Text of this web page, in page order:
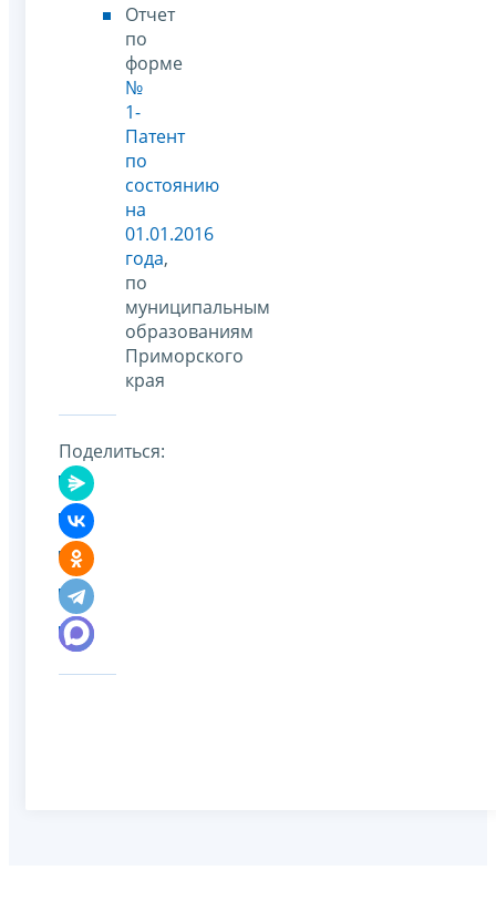
Отчет
по
форме
№
1-
Патент
по
состоянию
на
01.01.2016
года,
по
муниципальным
образованиям
Приморского
края
Поделиться: